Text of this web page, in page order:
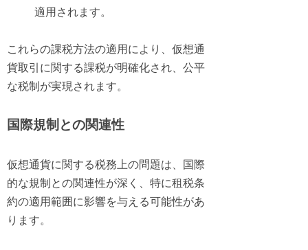
適用されます。
これらの課税方法の適用により、仮想通
貨取引に関する課税が明確化され、公平
な税制が実現されます。
国際規制との関連性
仮想通貨に関する税務上の問題は、国際
的な規制との関連性が深く、特に租税条
約の適用範囲に影響を与える可能性があ
ります。